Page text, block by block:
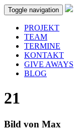
Skip to main content
Toggle navigation
PROJEKT
TEAM
TERMINE
KONTAKT
GIVE AWAYS
BLOG
21
Bild von Max